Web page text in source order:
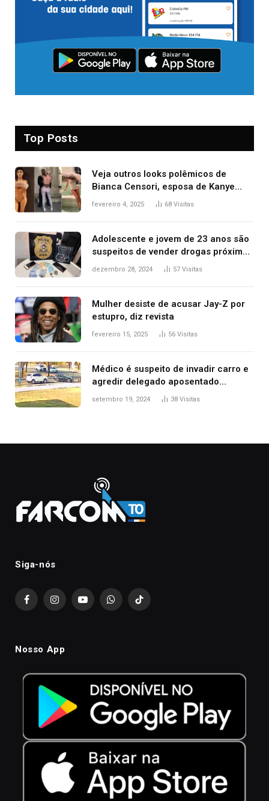
Top Posts
Veja outros looks polêmicos de
Bianca Censori, esposa de Kanye
West que apareceu nua no Grammy
fevereiro 4, 2025 68 Visitas
Adolescente e jovem de 23 anos são
suspeitos de vender drogas próximo
de delegacia e escola, diz polícia
dezembro 28, 2024 57 Visitas
Mulher desiste de acusar Jay-Z por
estupro, diz revista
fevereiro 15, 2025 56 Visitas
Médico é suspeito de invadir carro e
agredir delegado aposentado
durante confusão no trânsito
setembro 19, 2024 38 Visitas
Siga-nós
FacebookInstagramYouTubeWhatsAppTikTok
Nosso App